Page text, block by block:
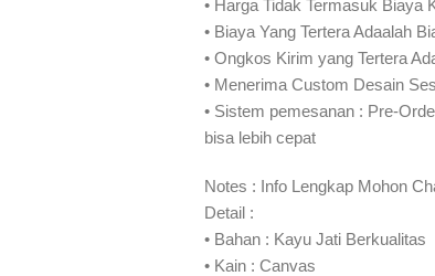
• Harga Tidak Termasuk Biaya
• Biaya Yang Tertera Adaalah
• Ongkos Kirim yang Tertera
• Menerima Custom Desain
• Sistem pemesanan : Pre-
bisa lebih cepat⁣⁣
Notes : Info Lengkap Mohon
Detail :
• Bahan : Kayu Jati Berkualitas
• Kain : Canvas